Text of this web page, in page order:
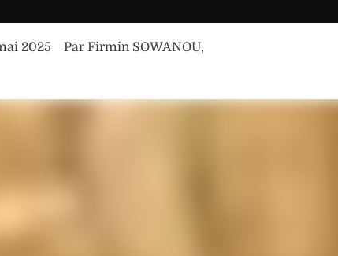
2025 Par Firmin SOWANOU,